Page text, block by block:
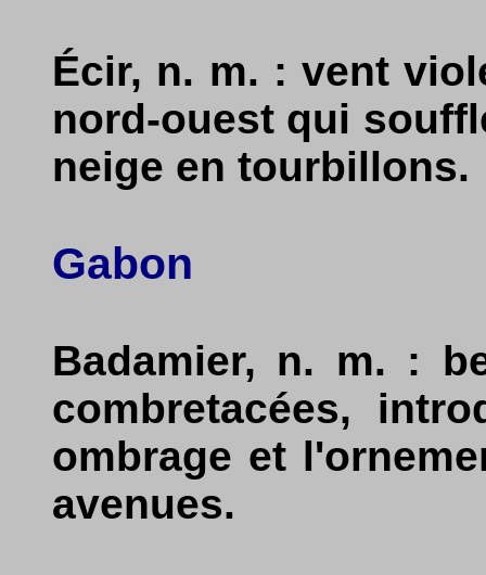
Écir, n. m. : vent
nord-ouest qui
neige en tourbillons.
Gabon
Badamier, n. m. :
combretacées,
ombrage et
avenues.